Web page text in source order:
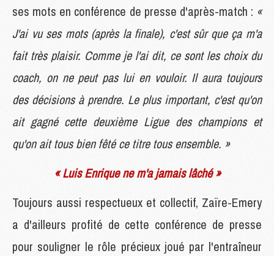
ses mots en conférence de presse d'après-match : «
J'ai vu ses mots (après la finale), c'est sûr que ça m'a
fait très plaisir. Comme je l'ai dit, ce sont les choix du
coach, on ne peut pas lui en vouloir. Il aura toujours
des décisions à prendre. Le plus important, c'est qu'on
ait gagné cette deuxième Ligue des champions et
qu'on ait tous bien fêté ce titre tous ensemble. »
« Luis Enrique ne m'a jamais lâché »
Toujours aussi respectueux et collectif, Zaïre-Emery
a d'ailleurs profité de cette conférence de presse
pour souligner le rôle précieux joué par l'entraîneur